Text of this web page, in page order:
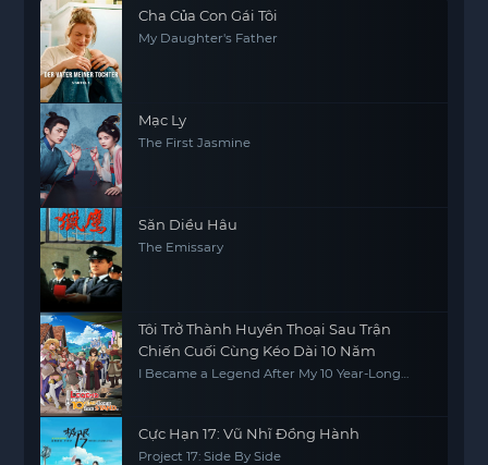
Cha Của Con Gái Tôi
My Daughter's Father
Mạc Ly
The First Jasmine
Săn Diều Hâu
The Emissary
Tôi Trở Thành Huyền Thoại Sau Trận
Chiến Cuối Cùng Kéo Dài 10 Năm
I Became a Legend After My 10 Year-Long
Cực Hạn 17: Vũ Nhĩ Đồng Hành
Project 17: Side By Side